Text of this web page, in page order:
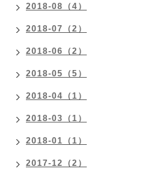
2018-08（4）
2018-07（2）
2018-06（2）
2018-05（5）
2018-04（1）
2018-03（1）
2018-01（1）
2017-12（2）